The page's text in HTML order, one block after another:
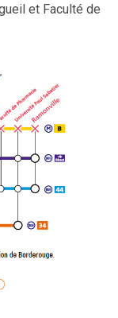
et Faculté de